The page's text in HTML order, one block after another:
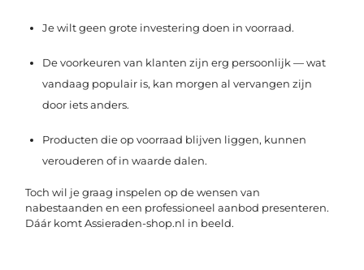
Je wilt geen grote investering doen in voorraad.
De voorkeuren van klanten zijn erg persoonlijk — wat
vandaag populair is, kan morgen al vervangen zijn
door iets anders.
Producten die op voorraad blijven liggen, kunnen
verouderen of in waarde dalen.
Toch wil je graag inspelen op de wensen van
nabestaanden en een professioneel aanbod presenteren.
Dáár komt Assieraden-shop.nl in beeld.